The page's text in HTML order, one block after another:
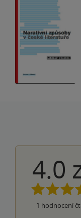
4.0
1 hodnocení